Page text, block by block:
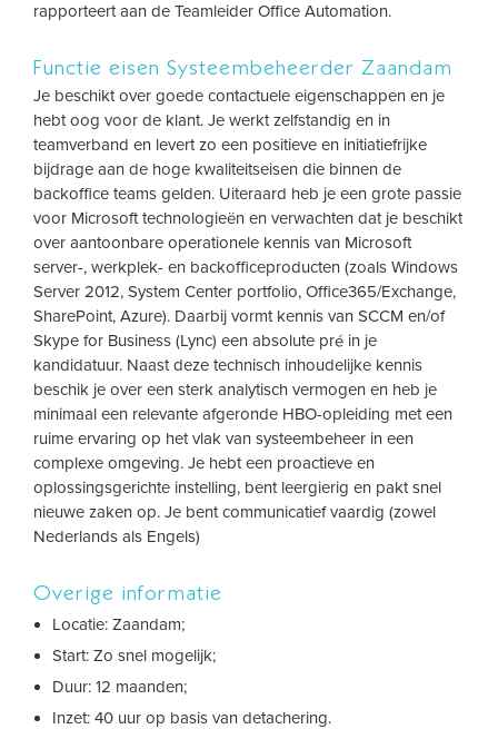
rapporteert aan de Teamleider Office Automation.
Functie eisen Systeembeheerder Zaandam
Je beschikt over goede contactuele eigenschappen en je
hebt oog voor de klant. Je werkt zelfstandig en in
teamverband en levert zo een positieve en initiatiefrijke
bijdrage aan de hoge kwaliteitseisen die binnen de
backoffice teams gelden. Uiteraard heb je een grote passie
voor Microsoft technologieën en verwachten dat je beschikt
over aantoonbare operationele kennis van Microsoft
server-, werkplek- en backofficeproducten (zoals Windows
Server 2012, System Center portfolio, Office365/Exchange,
SharePoint, Azure). Daarbij vormt kennis van SCCM en/of
Skype for Business (Lync) een absolute pré in je
kandidatuur. Naast deze technisch inhoudelijke kennis
beschik je over een sterk analytisch vermogen en heb je
minimaal een relevante afgeronde HBO-opleiding met een
ruime ervaring op het vlak van systeembeheer in een
complexe omgeving. Je hebt een proactieve en
oplossingsgerichte instelling, bent leergierig en pakt snel
nieuwe zaken op. Je bent communicatief vaardig (zowel
Nederlands als Engels)
Overige informatie
Locatie: Zaandam;
Start: Zo snel mogelijk;
Duur: 12 maanden;
Inzet: 40 uur op basis van detachering.